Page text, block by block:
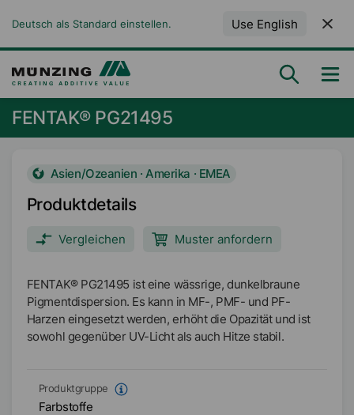
Deutsch als Standard einstellen. Use English
FENTAK® PG21495
Asien/Ozeanien · Amerika · EMEA
Produktdetails
Vergleichen Muster anfordern
FENTAK® PG21495 ist eine wässrige, dunkelbraune
Pigmentdispersion. Es kann in MF-, PMF- und PF-
Harzen eingesetzt werden, erhöht die Opazität und ist
sowohl gegenüber UV-Licht als auch Hitze stabil.
Produktgruppe
Farbstoffe